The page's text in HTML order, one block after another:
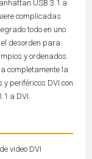
USB 3.1 a
complicadas
todo en uno
desorden para
y ordenados.
completamente la
periféricos DVI con
a DVI.
video DVI